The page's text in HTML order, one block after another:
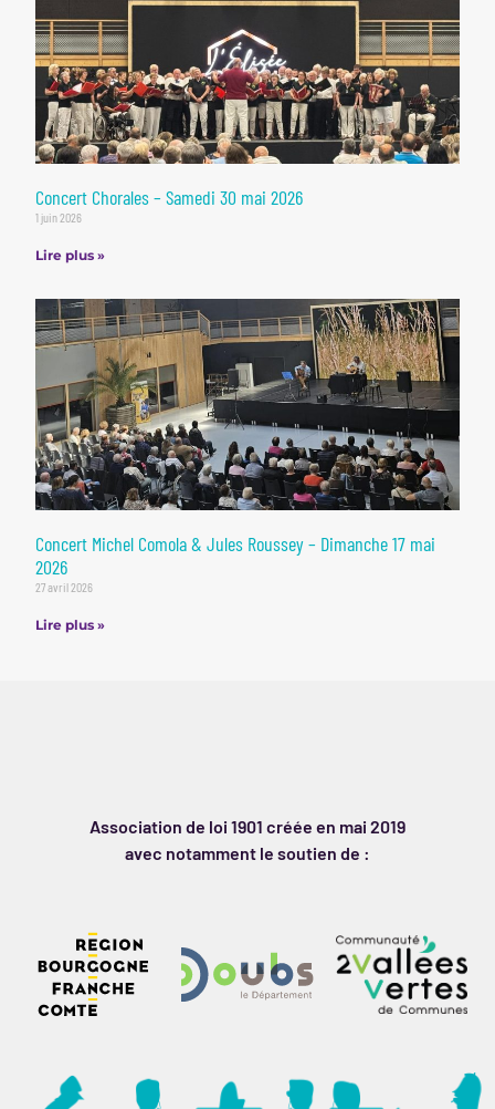
Concert Chorales – Samedi 30 mai 2026
1 juin 2026
Lire plus »
Concert Michel Comola & Jules Roussey – Dimanche 17 mai
2026
27 avril 2026
Lire plus »
Association de loi 1901 créée en mai 2019
avec notamment le soutien de :